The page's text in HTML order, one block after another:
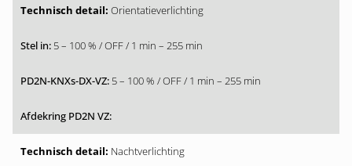
Orientatieverlichting
5 – 100 % / OFF / 1 min – 255 min
5 – 100 % / OFF / 1 min – 255 min
Nachtverlichting